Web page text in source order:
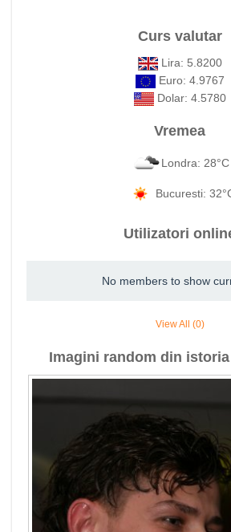
Curs valutar
Lira: 5.8200
Euro: 4.9767
Dolar: 4.5780
Vremea
Londra: 28°C
Bucuresti:
Utilizatori
No members to show
View All (0)
Imagini random din